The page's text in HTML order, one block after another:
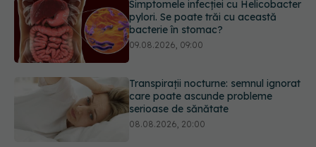
Transpirații nocturne: semnul ignorat
care poate ascunde probleme
Ce poți mânca și ce trebuie să eviți
dacă ai gastrită: exemplu de meniu